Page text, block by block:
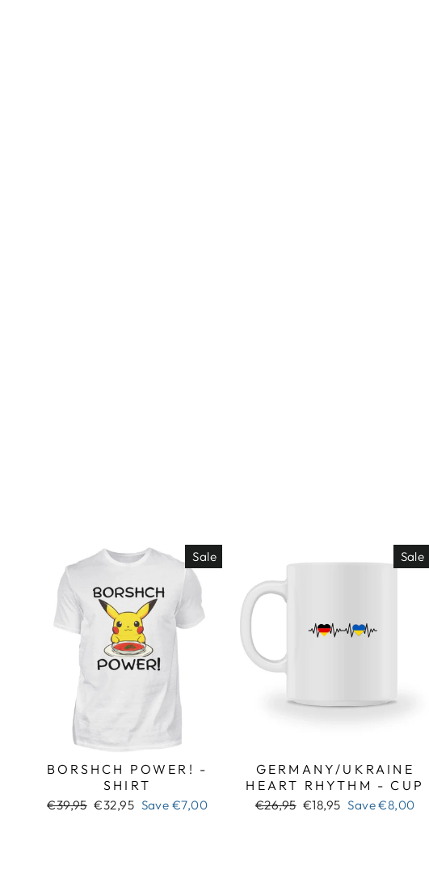
Sale
BORSHCH POWER! -
SHIRT
Regular
€39,95 Sale
€32,95 Save €7,00
Sale
GERMANY/UKRAINE
HEART RHYTHM - CUP
Regular
€26,95 Sale
€18,95 Save€8,00